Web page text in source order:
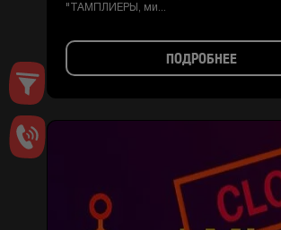
"ТАМПЛИЕРЫ, ми...
ПОДРОБНЕЕ